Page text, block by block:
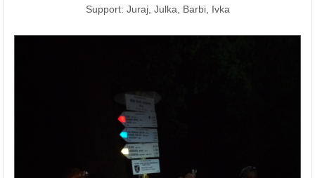
Support: Juraj, Julka, Barbi, Ivka